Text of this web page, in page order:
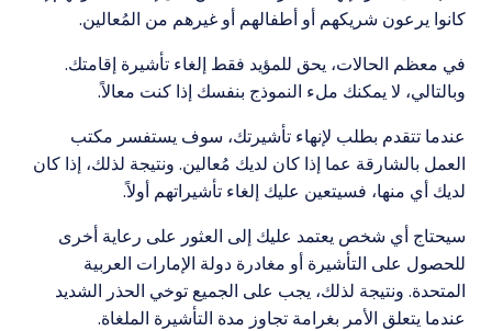
كانوا يرعون شريكهم أو أطفالهم أو غيرهم من المُعالين.
في معظم الحالات، يحق للمؤيد فقط إلغاء تأشيرة إقامتك.
وبالتالي، لا يمكنك ملء النموذج بنفسك إذا كنت معالاً.
عندما تتقدم بطلب لإنهاء تأشيرتك، سوف يستفسر مكتب
العمل بالشارقة عما إذا كان لديك مُعالين. ونتيجة لذلك، إذا كان
لديك أي منها، فسيتعين عليك إلغاء تأشيراتهم أولاً.
سيحتاج أي شخص يعتمد عليك إلى العثور على رعاية أخرى
للحصول على التأشيرة أو مغادرة دولة الإمارات العربية
المتحدة. ونتيجة لذلك، يجب على الجميع توخي الحذر الشديد
عندما يتعلق الأمر بغرامة تجاوز مدة التأشيرة الملغاة.